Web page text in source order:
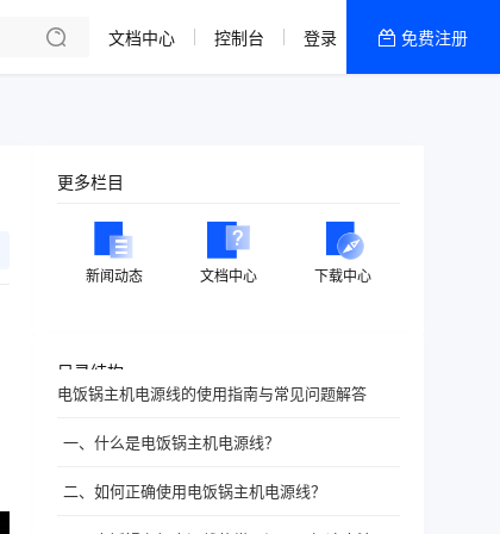
文档中心 控制台 登录 免费注册
更多栏目
新闻动态 文档中心 下载中心
目录结构
电饭锅主机电源线的使用指南与常见问题解答
一、什么是电饭锅主机电源线？
二、如何正确使用电饭锅主机电源线？